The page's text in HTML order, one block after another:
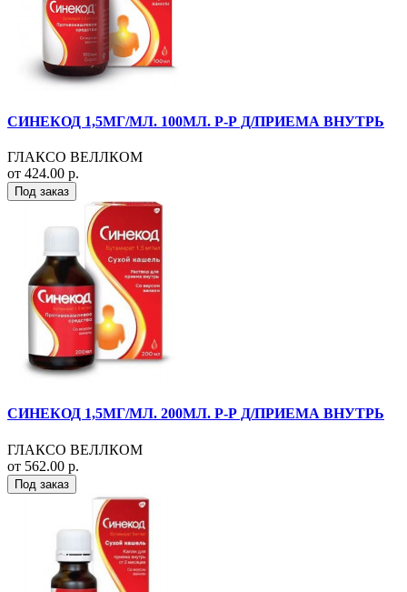
СИНЕКОД 1,5МГ/МЛ. 100МЛ. Р-Р Д/ПРИЕМА ВНУТРЬ
ГЛАКСО ВЕЛЛКОМ
от 424.00 р.
Под заказ
СИНЕКОД 1,5МГ/МЛ. 200МЛ. Р-Р Д/ПРИЕМА ВНУТРЬ
ГЛАКСО ВЕЛЛКОМ
от 562.00 р.
Под заказ